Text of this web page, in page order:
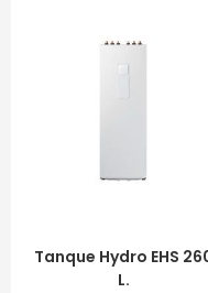
LEER MÁS
Tanque Hydro EHS
L.